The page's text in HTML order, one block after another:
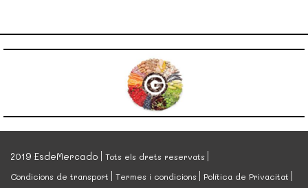
2019 EsdeMercado
Tots els drets reservats
Condicions de transport
Termes i condicions
Política de Privacitat